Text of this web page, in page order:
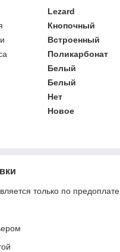
Lezard
Кнопочный
Встроенный
Поликарбонат
Белый
Белый
Нет
Новое
только по предоплате.